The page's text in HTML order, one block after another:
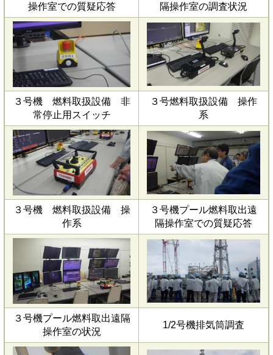
操作室での質疑応答
隔操作室の調査状況
３号機 燃料取扱設備 非
常停止用スイッチ
３号燃料取扱設備 操作
系
３号機 燃料取扱設備 操
作系
３号機プール燃料取出遠
隔操作室での質疑応答
３号機プール燃料取出遠隔
操作室の状況
1/2号機排気筒調査